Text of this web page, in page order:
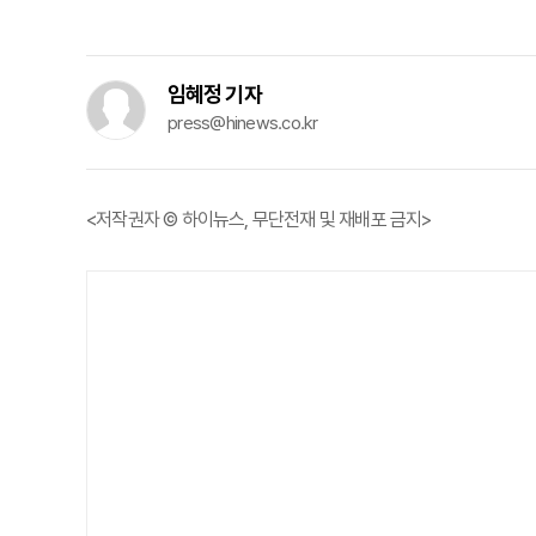
임혜정 기자
press@hinews.co.kr
<저작권자 © 하이뉴스, 무단전재 및 재배포 금지>